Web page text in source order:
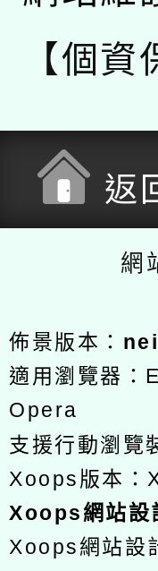
【個資
返
網
佈景版本：
適用瀏覽器
Opera
支援行動瀏覽
Xoops版本：
Xoops網站設
Xoops網站設